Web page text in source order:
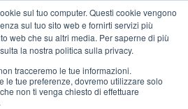
sul tuo computer. Questi cookie vengono
sul tuo sito web e fornirti servizi più
web che su altri media. Per saperne di più
la nostra politica sulla privacy.
tracceremo le tue informazioni.
le tue preferenze, dovremo utilizzare solo
non ti venga chiesto di effettuare